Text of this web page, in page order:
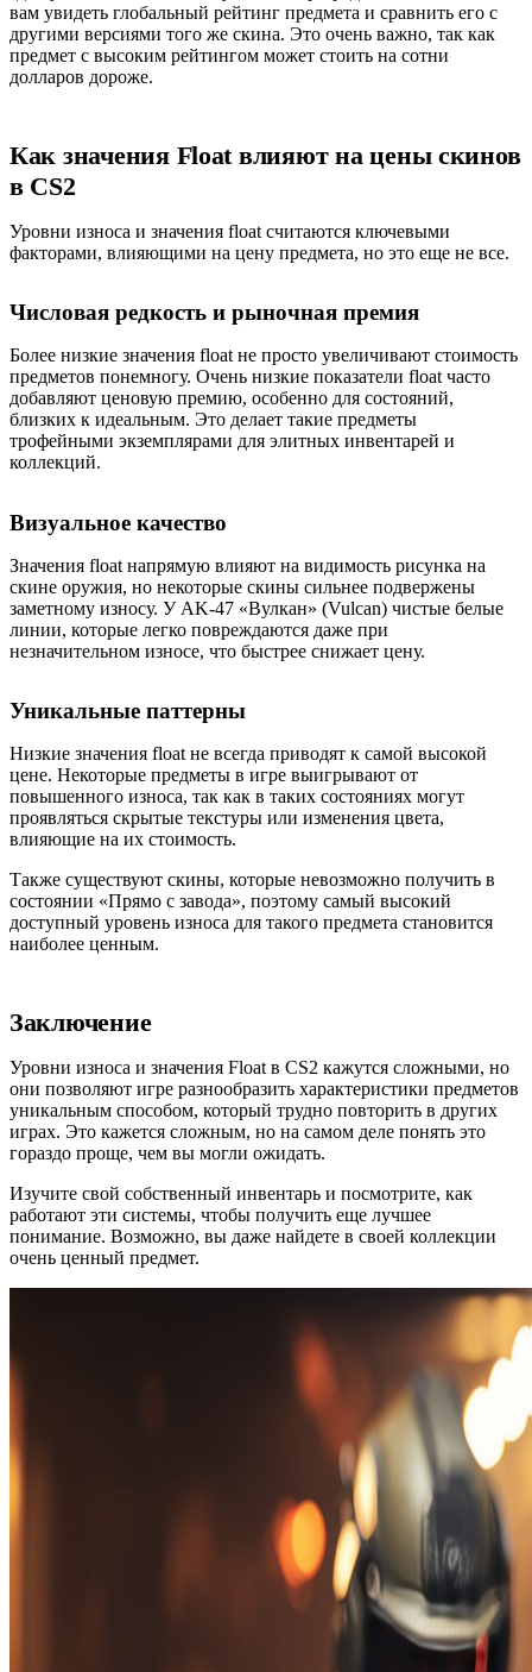
вам увидеть глобальный рейтинг предмета и сравнить его с
другими версиями того же скина. Это очень важно, так как
предмет с высоким рейтингом может стоить на сотни
долларов дороже.
Как значения Float влияют на цены скинов
в CS2
Уровни износа и значения float считаются ключевыми
факторами, влияющими на цену предмета, но это еще не все.
Числовая редкость и рыночная премия
Более низкие значения float не просто увеличивают стоимость
предметов понемногу. Очень низкие показатели float часто
добавляют ценовую премию, особенно для состояний,
близких к идеальным. Это делает такие предметы
трофейными экземплярами для элитных инвентарей и
коллекций.
Визуальное качество
Значения float напрямую влияют на видимость рисунка на
скине оружия, но некоторые скины сильнее подвержены
заметному износу. У AK-47 «Вулкан» (Vulcan) чистые белые
линии, которые легко повреждаются даже при
незначительном износе, что быстрее снижает цену.
Уникальные паттерны
Низкие значения float не всегда приводят к самой высокой
цене. Некоторые предметы в игре выигрывают от
повышенного износа, так как в таких состояниях могут
проявляться скрытые текстуры или изменения цвета,
влияющие на их стоимость.
Также существуют скины, которые невозможно получить в
состоянии «Прямо с завода», поэтому самый высокий
доступный уровень износа для такого предмета становится
наиболее ценным.
Заключение
Уровни износа и значения Float в CS2 кажутся сложными, но
они позволяют игре разнообразить характеристики предметов
уникальным способом, который трудно повторить в других
играх. Это кажется сложным, но на самом деле понять это
гораздо проще, чем вы могли ожидать.
Изучите свой собственный инвентарь и посмотрите, как
работают эти системы, чтобы получить еще лучшее
понимание. Возможно, вы даже найдете в своей коллекции
очень ценный предмет.